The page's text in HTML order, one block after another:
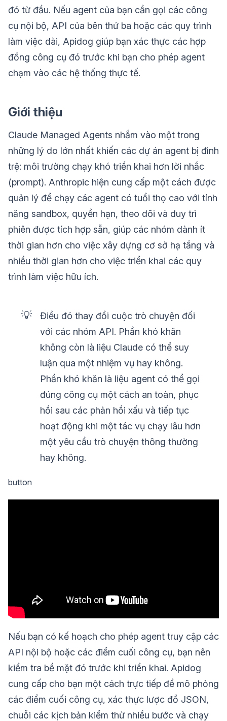
đó từ đầu. Nếu agent của bạn cần gọi các công
cụ nội bộ, API của bên thứ ba hoặc các quy trình
làm việc dài, Apidog giúp bạn xác thực các hợp
đồng công cụ đó trước khi bạn cho phép agent
chạm vào các hệ thống thực tế.
Giới thiệu
Claude Managed Agents nhắm vào một trong
những lý do lớn nhất khiến các dự án agent bị đình
trệ: môi trường chạy khó triển khai hơn lời nhắc
(prompt). Anthropic hiện cung cấp một cách được
quản lý để chạy các agent có tuổi thọ cao với tính
năng sandbox, quyền hạn, theo dõi và duy trì
phiên được tích hợp sẵn, giúp các nhóm dành ít
thời gian hơn cho việc xây dựng cơ sở hạ tầng và
nhiều thời gian hơn cho việc triển khai các quy
trình làm việc hữu ích.
💡
Điều đó thay đổi cuộc trò chuyện đối
với các nhóm API. Phần khó khăn
không còn là liệu Claude có thể suy
luận qua một nhiệm vụ hay không.
Phần khó khăn là liệu agent có thể gọi
đúng công cụ một cách an toàn, phục
hồi sau các phản hồi xấu và tiếp tục
hoạt động khi một tác vụ chạy lâu hơn
một yêu cầu trò chuyện thông thường
hay không.
button
Nếu bạn có kế hoạch cho phép agent truy cập các
API nội bộ hoặc các điểm cuối công cụ, bạn nên
kiểm tra bề mặt đó trước khi triển khai. Apidog
cung cấp cho bạn một cách trực tiếp để mô phỏng
các điểm cuối công cụ, xác thực lược đồ JSON,
chuỗi các kịch bản kiểm thử nhiều bước và chạy